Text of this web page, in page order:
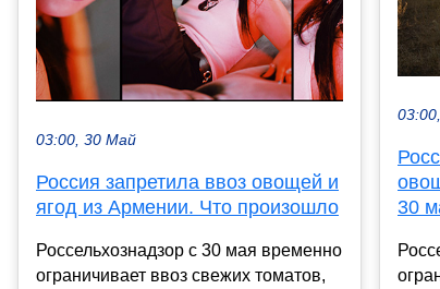
03:00, 30 Май
Россия запретила ввоз овощей и
ягод из Армении. Что произошло
Россельхознадзор с 30 мая временно
ограничивает ввоз свежих томатов,
30